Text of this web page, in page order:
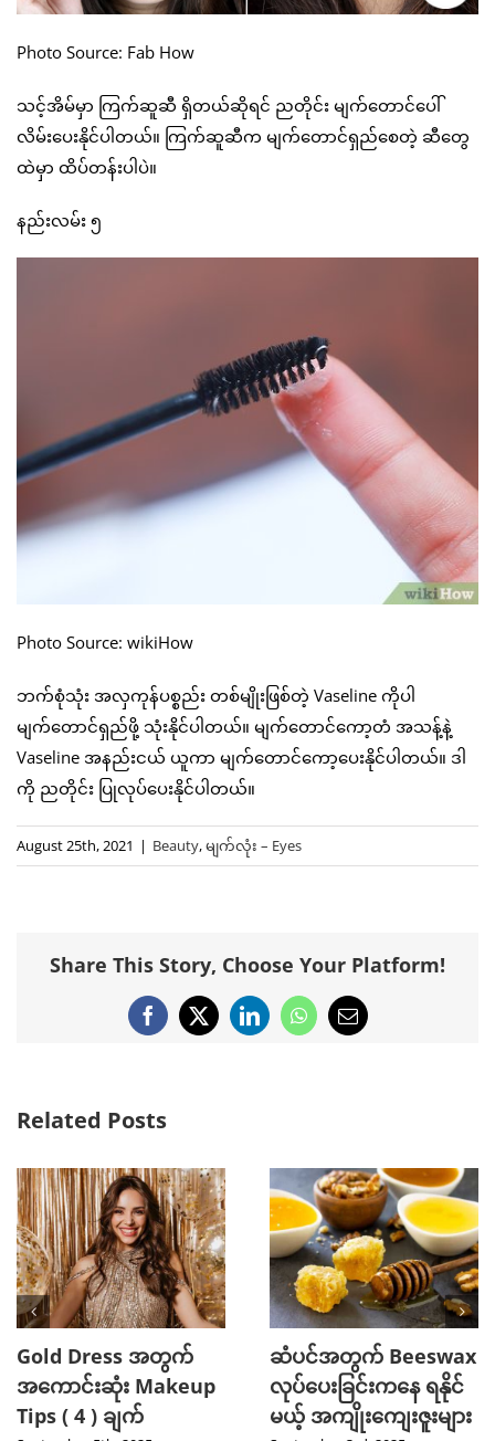
Photo Source: Fab How
သင့်အိမ်မှာ ကြက်ဆူဆီ ရှိတယ်ဆိုရင် ညတိုင်း မျက်တောင်ပေါ်
လိမ်းပေးနိုင်ပါတယ်။ ကြက်ဆူဆီက မျက်တောင်ရှည်စေတဲ့ ဆီတွေ
ထဲမှာ ထိပ်တန်းပါပဲ။
နည်းလမ်း ၅
Photo Source: wikiHow
ဘက်စုံသုံး အလှကုန်ပစ္စည်း တစ်မျိုးဖြစ်တဲ့ Vaseline ကိုပါ
မျက်တောင်ရှည်ဖို့ သုံးနိုင်ပါတယ်။ မျက်တောင်ကော့တံ အသန့်နဲ့
Vaseline အနည်းငယ် ယူကာ မျက်တောင်ကော့ပေးနိုင်ပါတယ်။ ဒါ
ကို ညတိုင်း ပြုလုပ်ပေးနိုင်ပါတယ်။
August 25th, 2021 | Beauty,မျက်လုံး – Eyes
Share This Story, Choose Your Platform!
Facebook
X LinkedInWhatsApp
Email
Related Posts
Gold Dress အတွက်
အကောင်းဆုံး Makeup
Tips ( 4 ) ချက်
ဆံပင်အတွက် Beeswax
လုပ်ပေးခြင်းကနေ ရနိုင်
မယ့် အကျိုးကျေးဇူးများ